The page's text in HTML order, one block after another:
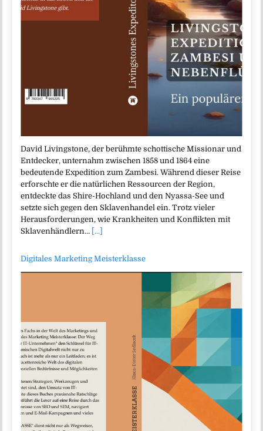
David Livingstone, der berühmte schottische Missionar und
Entdecker, unternahm zwischen 1858 und 1864 eine
bedeutende Expedition zum Zambesi. Während dieser Reise
erforschte er die natürlichen Ressourcen der Region,
entdeckte das Shire-Hochland und den Nyassa-See und
setzte sich gegen den Sklavenhandel ein. Trotz vieler
Herausforderungen, wie Krankheiten und Konflikten mit
Sklavenhändlern… [...]
Digitales Marketing Meisterklasse